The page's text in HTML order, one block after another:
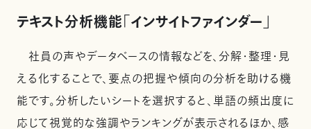
テキスト分析機能「インサイトファインダー」
社員の声やデータベースの情報などを、分解・整理・見
える化することで、要点の把握や傾向の分析を助ける機
能です。分析したいシートを選択すると、単語の頻出度に
応じて視覚的な強調やランキングが表示されるほか、感